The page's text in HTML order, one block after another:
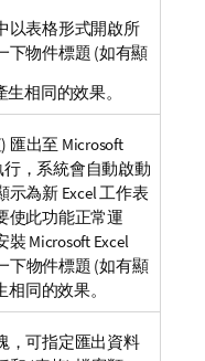
以表格形式開啟所
下物件標題 (如有顯
生相同的效果。
匯出至 Microsoft
行，系統會自動啟動
為新 Excel 工作表
使此功能正常運
Microsoft Excel
下物件標題 (如有顯
同的效果。
，可指定匯出資料